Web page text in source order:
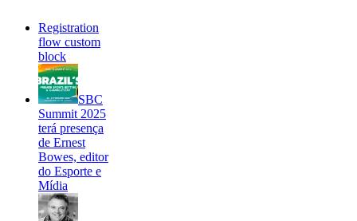
Registration
flow custom
block
SBC
Summit 2025
terá presença
de Ernest
Bowes, editor
do Esporte e
Mídia